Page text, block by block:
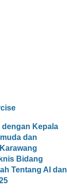
dengan Kepala
dan
Bidang
Tentang AI dan